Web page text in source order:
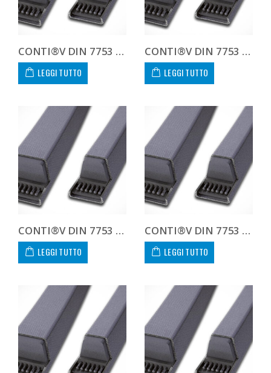
CONTI®V DIN 7753 8V2500 8V 2500
LEGGI TUTTO
CONTI®V DIN 7753 8V2650 8V 2650
LEGGI TUTTO
CONTI®V DIN 7753 8V2800 8V 2800
LEGGI TUTTO
CONTI®V DIN 7753 8V3000 8V 3000
LEGGI TUTTO